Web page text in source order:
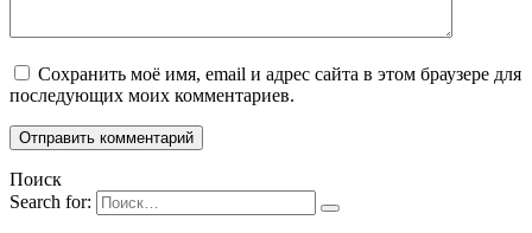
Сохранить моё имя, email и адрес сайта в этом браузере для
последующих моих комментариев.
Поиск
Search for: